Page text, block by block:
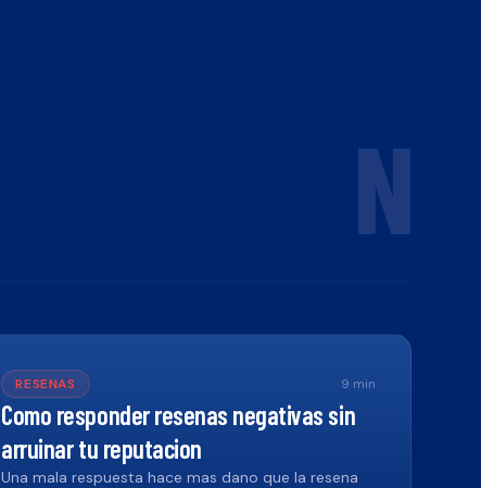
N
RESENAS 9 min
Como responder resenas negativas sin
arruinar tu reputacion
Una mala respuesta hace mas dano que la resena